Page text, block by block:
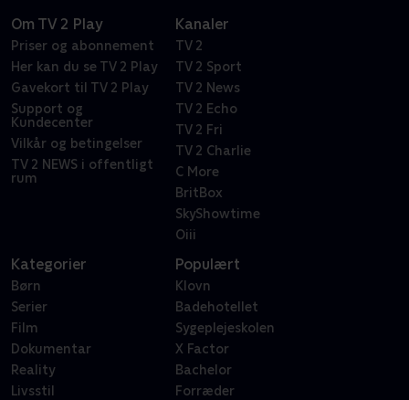
Om TV 2 Play
Priser og abonnement
Her kan du se TV 2 Play
Gavekort til TV 2 Play
Support og
Kundecenter
Vilkår og betingelser
TV 2 NEWS i offentligt
rum
Kanaler
TV 2
TV 2 Sport
TV 2 News
TV 2 Echo
TV 2 Fri
TV 2 Charlie
C More
BritBox
SkyShowtime
Oiii
Kategorier
Børn
Serier
Film
Dokumentar
Reality
Livsstil
Populært
Klovn
Badehotellet
Sygeplejeskolen
X Factor
Bachelor
Forræder